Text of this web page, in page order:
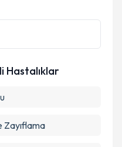
Hastalıklar
Zayıflama